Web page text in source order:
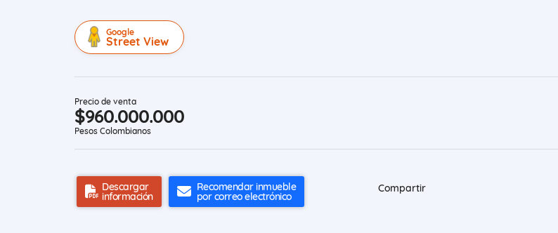
Google
Street View
Precio de venta
$960.000.000
Pesos Colombianos
Descargar
información
Recomendar inmueble
por correo electrónico
Compartir